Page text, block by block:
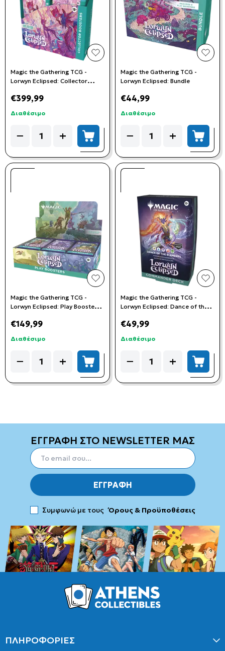
add to wishlist
Magic the Gathering TCG -
Lorwyn Eclipsed: Collector
€399,99
Διαθέσιμο
−
Quantity + add to cart
add
Magic the Gathering TCG -
Lorwyn Eclipsed: Bundle
€44,99
Διαθέσιμο
−
Quantity + add
add to wishlist
Magic the Gathering TCG -
Lorwyn Eclipsed: Play Booster
€149,99
Διαθέσιμο
−
Quantity + add to cart
add
Magic the Gathering TCG -
Lorwyn Eclipsed: Dance of the
€49,99
Διαθέσιμο
−
Quantity + add
ΕΓΓΡΑΦΗ ΣΤΟ NEWSLETTER ΜΑΣ
ΕΓΓΡΑΦΗ
Συμφωνώ με τους Όρους & Προϋποθέσεις
ΠΛΗΡΟΦΟΡΙΕΣ